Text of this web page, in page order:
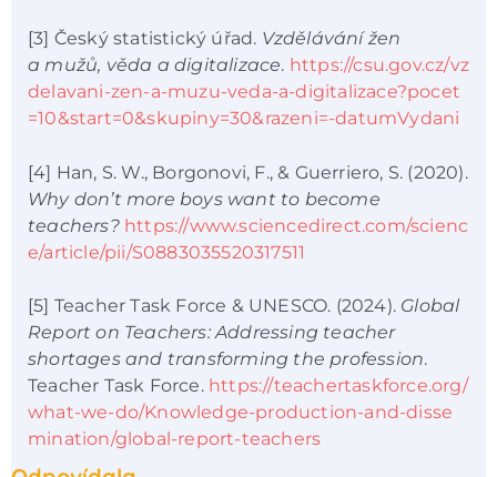
[3] Český statistický úřad. Vzdělávání žen
a mužů, věda a digitalizace. https://csu.gov.cz/vz
delavani-zen-a-muzu-veda-a-digitalizace?pocet
=10&start=0&skupiny=30&razeni=-datumVydani
[4] Han, S. W., Borgonovi, F., & Guerriero, S. (2020).
Why don’t more boys want to become
teachers? https://www.sciencedirect.com/scienc
e/article/pii/S0883035520317511
[5] Teacher Task Force & UNESCO. (2024). Global
Report on Teachers: Addressing teacher
shortages and transforming the profession.
Teacher Task Force. https://teachertaskforce.org/
what-we-do/Knowledge-production-and-disse
mination/global-report-teachers